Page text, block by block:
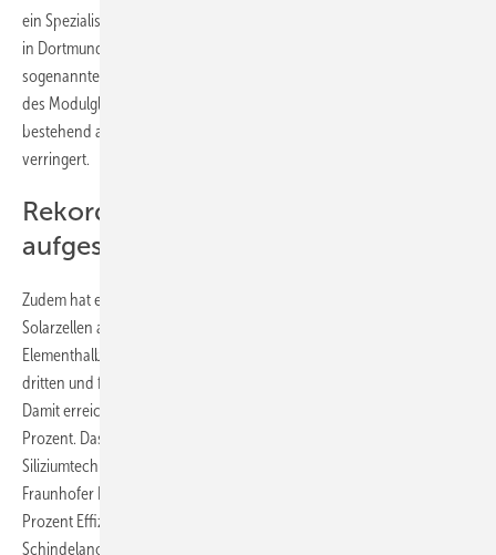
ein Spezialist für Mikrostrukturen für funktionale Oberflächen mit Sitz
in Dortmund, entwickelt hat. Hierbei wurde im Nanodruck eine
sogenannte stochastische Oberflächenstruktur auf die Oberfläche
des Modulglases aufgebracht. Das ist eine unregelmäßige Struktur,
bestehend aus Bergen, Tälern und Senken, die Reflexionsverluste
verringert.
Rekord für die Siliziumtechnologie
aufgestellt
Zudem hat ein weiteres Team des Fraunhofer ein Modul mit
Solarzellen auf Siliziumbasis entwickelt. Das Silizium als
Elementhalbleiter wurde ebenfalls mit Verbindungshalbleitern der
dritten und fünften Hauptgruppe des Periodensystems kombiniert.
Damit erreichten die Forscher:innen einen Wirkungsgrad von 31,3
Prozent. Das ist Rekord in der Klasse der kostengünstigen
Siliziumtechnologie. Das Modul basiert auf Solarzellen, die am
Fraunhofer ISE vor wenigen Jahren entwickelt wurden und satte 36,1
Prozent Effizienz erreichen. Diese Zellen wurden in
Schindelanordnung miteinander verschaltet und damit wurde ein